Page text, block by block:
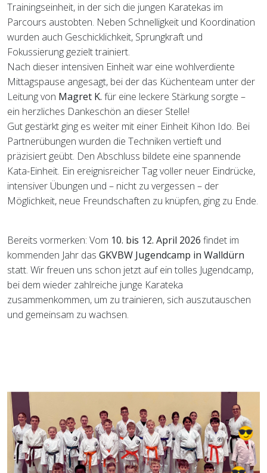
Trainingseinheit, in der sich die jungen Karatekas im
Parcours austobten. Neben Schnelligkeit und Koordination
wurden auch Geschicklichkeit, Sprungkraft und
Fokussierung gezielt trainiert.
Nach dieser intensiven Einheit war eine wohlverdiente
Mittagspause angesagt, bei der das Küchenteam unter der
Leitung von Magret K. für eine leckere Stärkung sorgte –
ein herzliches Dankeschön an dieser Stelle!
Gut gestärkt ging es weiter mit einer Einheit Kihon Ido. Bei
Partnerübungen wurden die Techniken vertieft und
präzisiert geübt. Den Abschluss bildete eine spannende
Kata-Einheit. Ein ereignisreicher Tag voller neuer Eindrücke,
intensiver Übungen und – nicht zu vergessen – der
Möglichkeit, neue Freundschaften zu knüpfen, ging zu Ende.
Bereits vormerken: Vom 10. bis 12. April 2026 findet im
kommenden Jahr das GKVBW Jugendcamp in Walldürn
statt. Wir freuen uns schon jetzt auf ein tolles Jugendcamp,
bei dem wieder zahlreiche junge Karateka
zusammenkommen, um zu trainieren, sich auszutauschen
und gemeinsam zu wachsen.